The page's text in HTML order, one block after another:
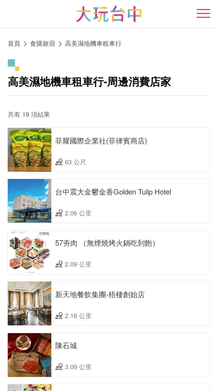
開
首頁 食購旅宿 高美濕地機車租車行
高美濕地機車租車行-周邊消費店家
共有 19 項結果
菲耀國際企業社(菲律賓商店)
63 公尺
台中震大金鬱金香Golden Tulip Hotel
2.06 公里
57夯肉 （無煙燒烤火鍋吃到飽）
2.09 公里
新天地餐飲集團-梧棲創始店
2.16 公里
陳石城
3.09 公里